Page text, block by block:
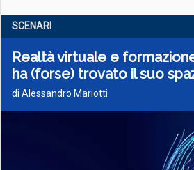
SCENARI
Realtà virtuale e
ha (forse) trovato il suo
di Alessandro Mariotti